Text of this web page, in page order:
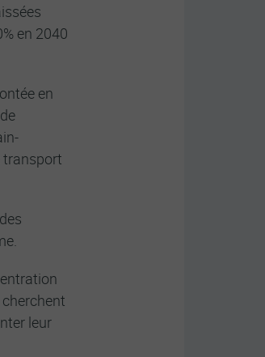
en 2040
en
transport
leur